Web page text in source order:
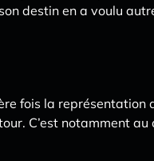
destin en a voulu
fois la représentation
C’est notamment